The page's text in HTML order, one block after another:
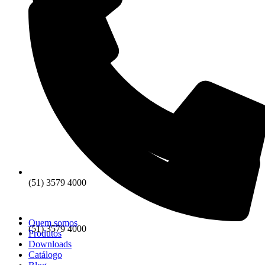
(51) 3579 4000
(51) 3579 4000
Quem somos
Produtos
Downloads
Catálogo